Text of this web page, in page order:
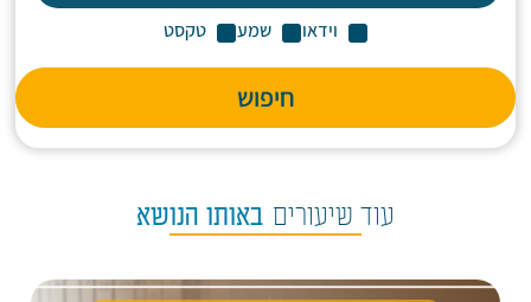
וידאו שמע טקסט
חיפוש
עוד שיעורים באותו הנושא